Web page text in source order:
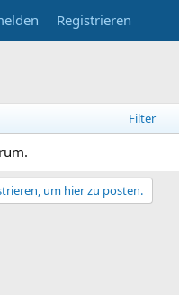
Registrieren
Filter
um hier zu posten.